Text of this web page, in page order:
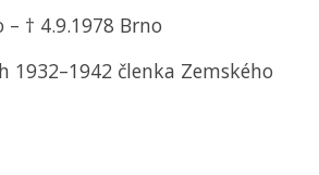
† 4.9.1978 Brno
1932–1942 členka Zemského